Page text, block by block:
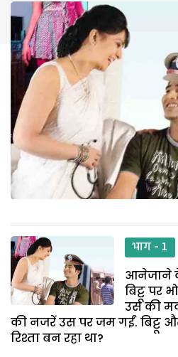
भाग - 1
आनेजाने
बिट्टू पर
उस की
की नजरें उस पर जम गईं. बिट्टू
रिश्ता बन रहा था?